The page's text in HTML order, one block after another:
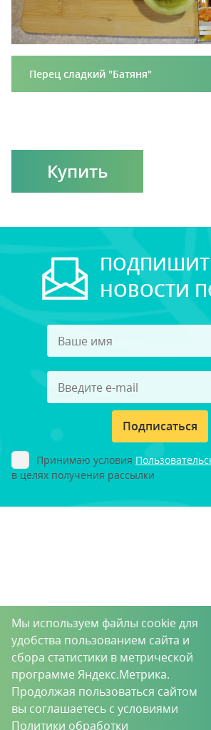
Перец сладкий "Батяня"
Купить
НОВОСТИ
Подписаться
Принимаю условия
в целях получения рассылки
Мы используем файлы cookie для
удобства пользованием сайта и
сбора статистики в метрической
программе Яндекс.Метрика.
Продолжая пользоваться сайтом
вы соглашаетесь с условиями
Политики обработки